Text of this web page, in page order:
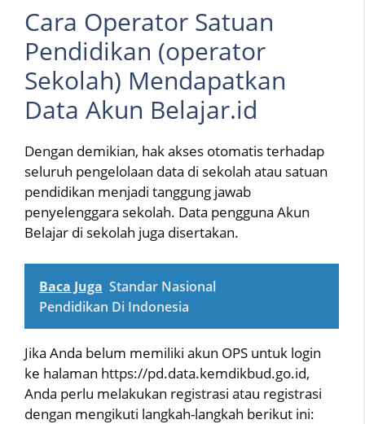
Cara Operator Satuan
Pendidikan (operator
Sekolah) Mendapatkan
Data Akun Belajar.id
Dengan demikian, hak akses otomatis terhadap
seluruh pengelolaan data di sekolah atau satuan
pendidikan menjadi tanggung jawab
penyelenggara sekolah. Data pengguna Akun
Belajar di sekolah juga disertakan.
Baca Juga Standar Nasional
Pendidikan Di Indonesia
Jika Anda belum memiliki akun OPS untuk login
ke halaman https://pd.data.kemdikbud.go.id,
Anda perlu melakukan registrasi atau registrasi
dengan mengikuti langkah-langkah berikut ini: